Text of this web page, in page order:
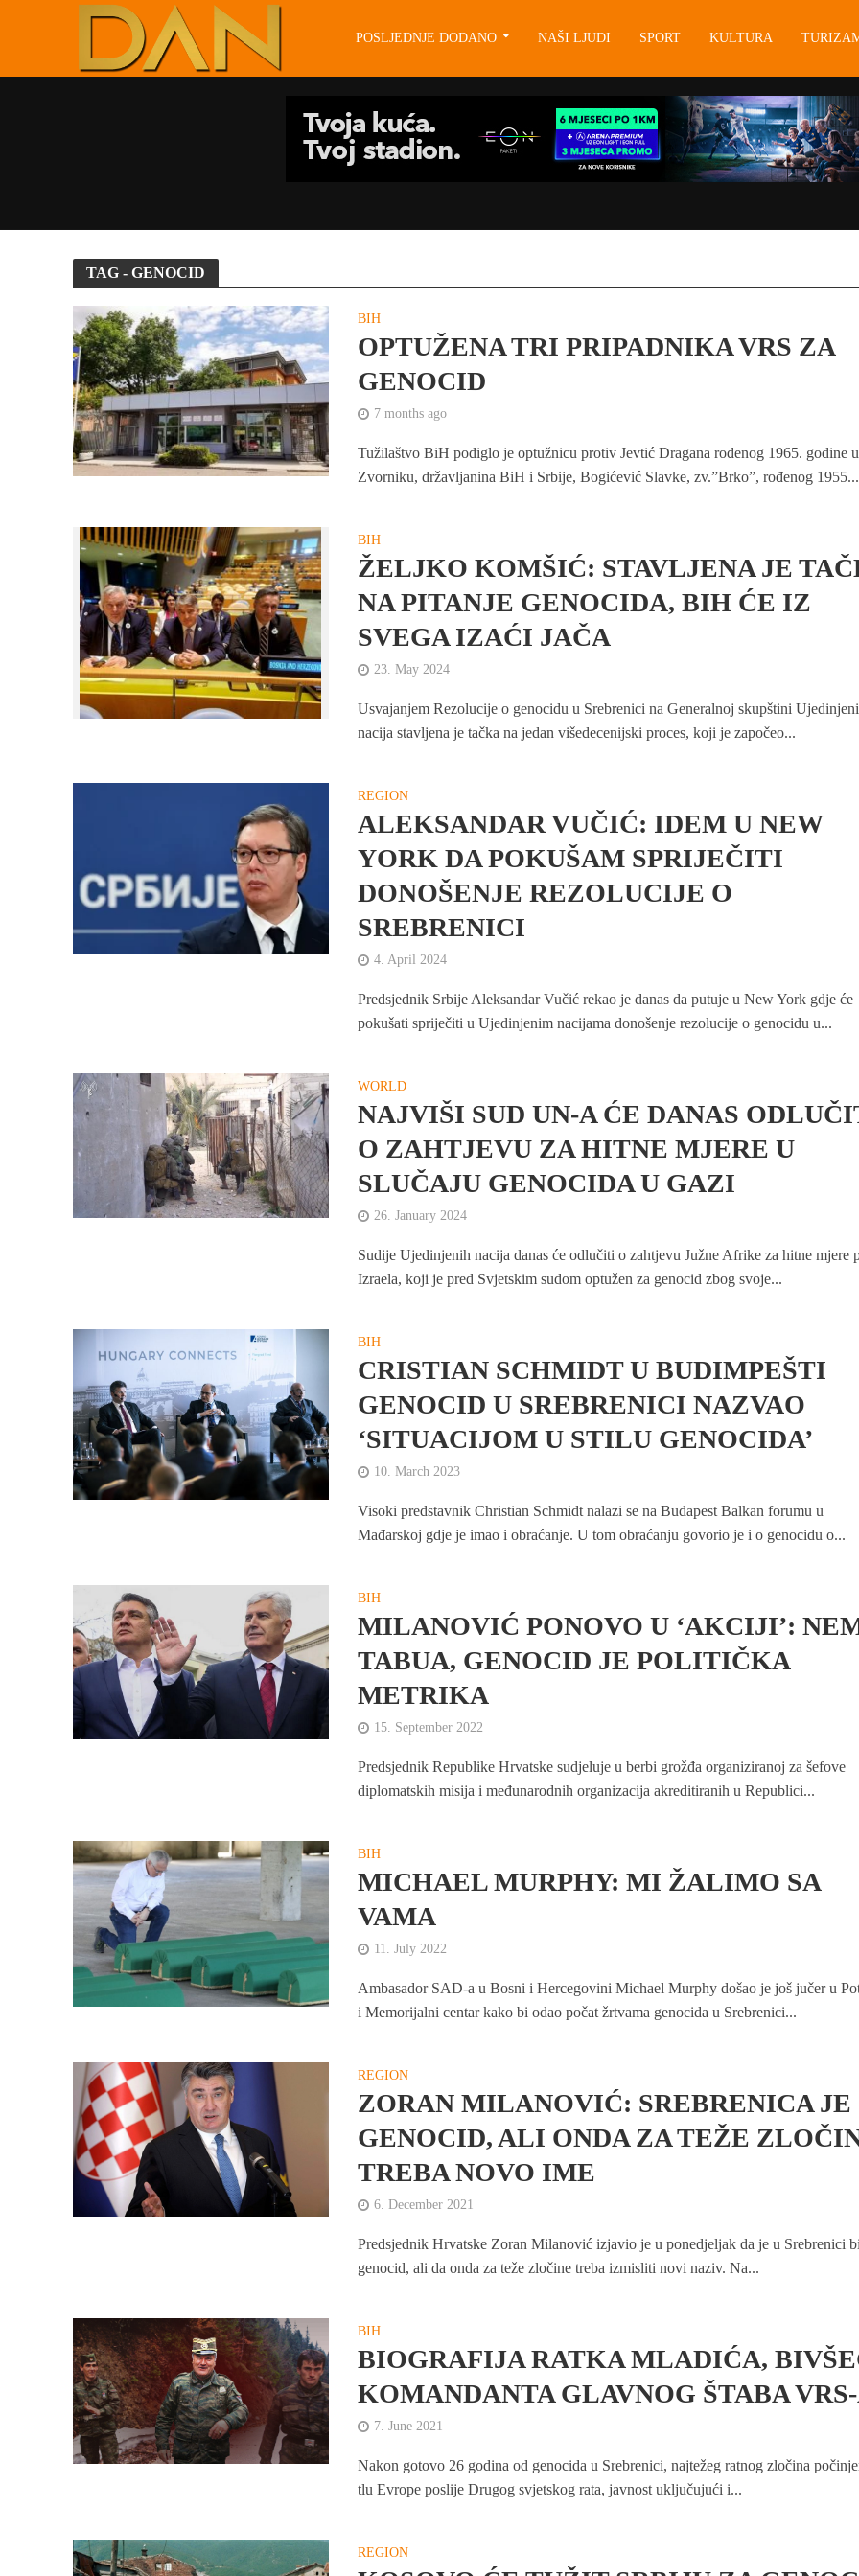
POSLJEDNJE DODANO NAŠI LJUDI SPORT KULTURA
TAG - GENOCID
BIH
OPTUŽENA TRI PRIPADNIKA VRS ZA
GENOCID
7 months ago
Tužilaštvo BiH podiglo je optužnicu protiv Jevtić Dragana rođenog 1965. godine u
Zvorniku, državljanina BiH i Srbije, Bogićević Slavke, zv.”Brko”, rođenog 1955...
BIH
ŽELJKO KOMŠIĆ: STAVLJENA JE
NA PITANJE GENOCIDA, BIH ĆE IZ
SVEGA IZAĆI JAČA
23. May 2024
Usvajanjem Rezolucije o genocidu u Srebrenici na Generalnoj skupštini
nacija stavljena je tačka na jedan višedecenijski proces, koji je započeo...
REGION
ALEKSANDAR VUČIĆ: IDEM U NEW
YORK DA POKUŠAM SPRIJEČITI
DONOŠENJE REZOLUCIJE O
SREBRENICI
4. April 2024
Predsjednik Srbije Aleksandar Vučić rekao je danas da putuje u New York gdje će
pokušati spriječiti u Ujedinjenim nacijama donošenje rezolucije o genocidu u...
WORLD
NAJVIŠI SUD UN-A ĆE DANAS
O ZAHTJEVU ZA HITNE MJERE U
SLUČAJU GENOCIDA U GAZI
26. January 2024
Sudije Ujedinjenih nacija danas će odlučiti o zahtjevu Južne Afrike za hitne mjere
Izraela, koji je pred Svjetskim sudom optužen za genocid zbog svoje...
BIH
CRISTIAN SCHMIDT U BUDIMPEŠTI
GENOCID U SREBRENICI NAZVAO
‘SITUACIJOM U STILU GENOCIDA’
10. March 2023
Visoki predstavnik Christian Schmidt nalazi se na Budapest Balkan forumu u
Mađarskoj gdje je imao i obraćanje. U tom obraćanju govorio je i o genocidu o...
BIH
MILANOVIĆ PONOVO U ‘AKCIJI’:
TABUA, GENOCID JE POLITIČKA
METRIKA
15. September 2022
Predsjednik Republike Hrvatske sudjeluje u berbi grožđa organiziranoj za šefove
diplomatskih misija i međunarodnih organizacija akreditiranih u Republici...
BIH
MICHAEL MURPHY: MI ŽALIMO SA
VAMA
11. July 2022
Ambasador SAD-a u Bosni i Hercegovini Michael Murphy došao je još jučer u
i Memorijalni centar kako bi odao počat žrtvama genocida u Srebrenici...
REGION
ZORAN MILANOVIĆ: SREBRENICA JE
GENOCID, ALI ONDA ZA TEŽE
TREBA NOVO IME
6. December 2021
Predsjednik Hrvatske Zoran Milanović izjavio je u ponedjeljak da je u Srebrenici
genocid, ali da onda za teže zločine treba izmisliti novi naziv. Na...
BIH
BIOGRAFIJA RATKA MLADIĆA,
KOMANDANTA GLAVNOG ŠTABA
7. June 2021
Nakon gotovo 26 godina od genocida u Srebrenici, najtežeg ratnog zločina
tlu Evrope poslije Drugog svjetskog rata, javnost uključujući i...
REGION